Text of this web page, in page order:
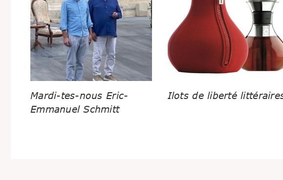
Mardi-tes-nous Eric-
Emmanuel Schmitt
Ilots de liberté